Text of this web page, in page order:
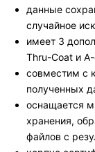
данные
случайное
имеет 3
Thru-Coat и
совместим с
полученных
оснащается
хранения,
файлов с